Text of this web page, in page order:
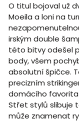
O titul bojoval už
Moeila a loni na
irským double
této bitvy odešel
body, všem
absolutní špičce.
precizním
domácího
Střet stylů slibuje
může znamenat